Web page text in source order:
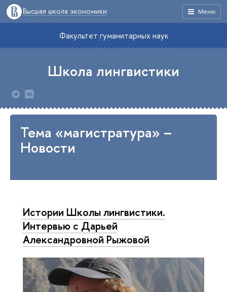
Меню
Высшая школа экономики
Факультет гуманитарных наук
Школа лингвистики
Тема «магистратура» –
Новости
Истории Школы лингвистики.
Интервью с Дарьей
Александровной Рыжовой